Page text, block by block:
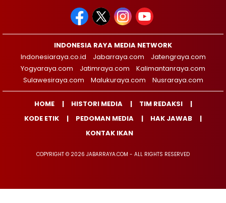
INDONESIA RAYA MEDIA NETWORK
Indonesiaraya.co.id
Jabarraya.com
Jatengraya.com
Yogyaraya.com
Jatimraya.com
Kalimantanraya.com
Sulawesiraya.com
Malukuraya.com Nusraraya.com
HOME HISTORI MEDIA
TIM REDAKSI
KODE ETIK
PEDOMAN MEDIA
HAK JAWAB
KONTAK IKAN
COPYRIGHT © 2026 JABARRAYA.COM - ALL RIGHTS RESERVED